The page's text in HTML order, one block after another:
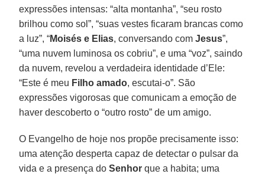
expressões intensas: “alta montanha”, “seu rosto
brilhou como sol”, “suas vestes ficaram brancas como
a luz”, “Moisés e Elias, conversando comJesus”,
“uma nuvem luminosa os cobriu”, e uma “voz”, saindo
da nuvem, revelou a verdadeira identidade d’Ele:
“Este é meu Filho amado, escutai-o”. São
expressões vigorosas que comunicam a emoção de
haver descoberto o “outro rosto” de um amigo.
O Evangelho de hoje nos propõe precisamente isso:
uma atenção desperta capaz de detectar o pulsar da
vida e a presença doSenhor que a habita; uma